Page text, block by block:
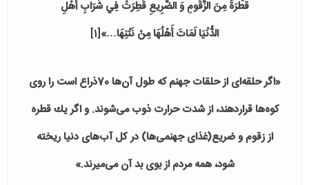
قَطْرَةً مِنَ الزَّقُّومِ‏ وَ الضَّرِيعِ قُطِرَتْ فِي شَرَابِ أَهْلِ
الدُّنْيَا لَمَاتَ أَهْلُهَا مِنْ نَتْنِهَا…»
[1]
«اگر حلقه‌ای از حلقات جهنم که طول آن‌ها 70ذراع است را روی
کوه‌ها قراردهند، از شدت حرارت ذوب می‌شوند. و اگر یك قطره
از زقوم و ضریع(غذای جهنمی‌ها)‌ در كل آب‌های دنیا ریخته
شود، همه مردم از بوی بد آن می‌میرند.»